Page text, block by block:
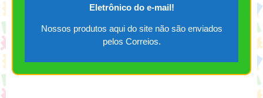
Eletrônico do e-mail!
Nossos produtos aqui do site não são enviados
pelos Correios.